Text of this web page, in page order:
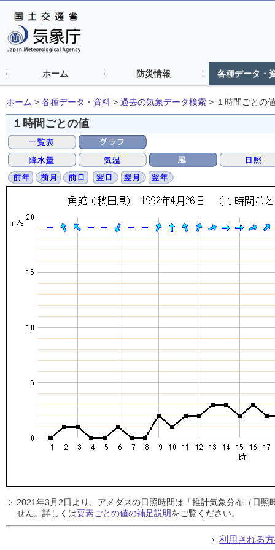
ホーム 防災情報 各種データ・
ホーム > 各種データ・資料 > 過去の気象データ検索 > １時間ごとの
１時間ごとの値
2021年3月2日より、アメダスの日照時間は「推計気象分布（日
せん。詳しくは要素ごとの値の補足説明をご覧ください。
利用される